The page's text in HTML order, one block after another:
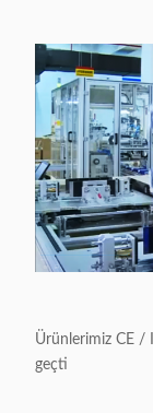
Ürünlerimiz CE /
geçti